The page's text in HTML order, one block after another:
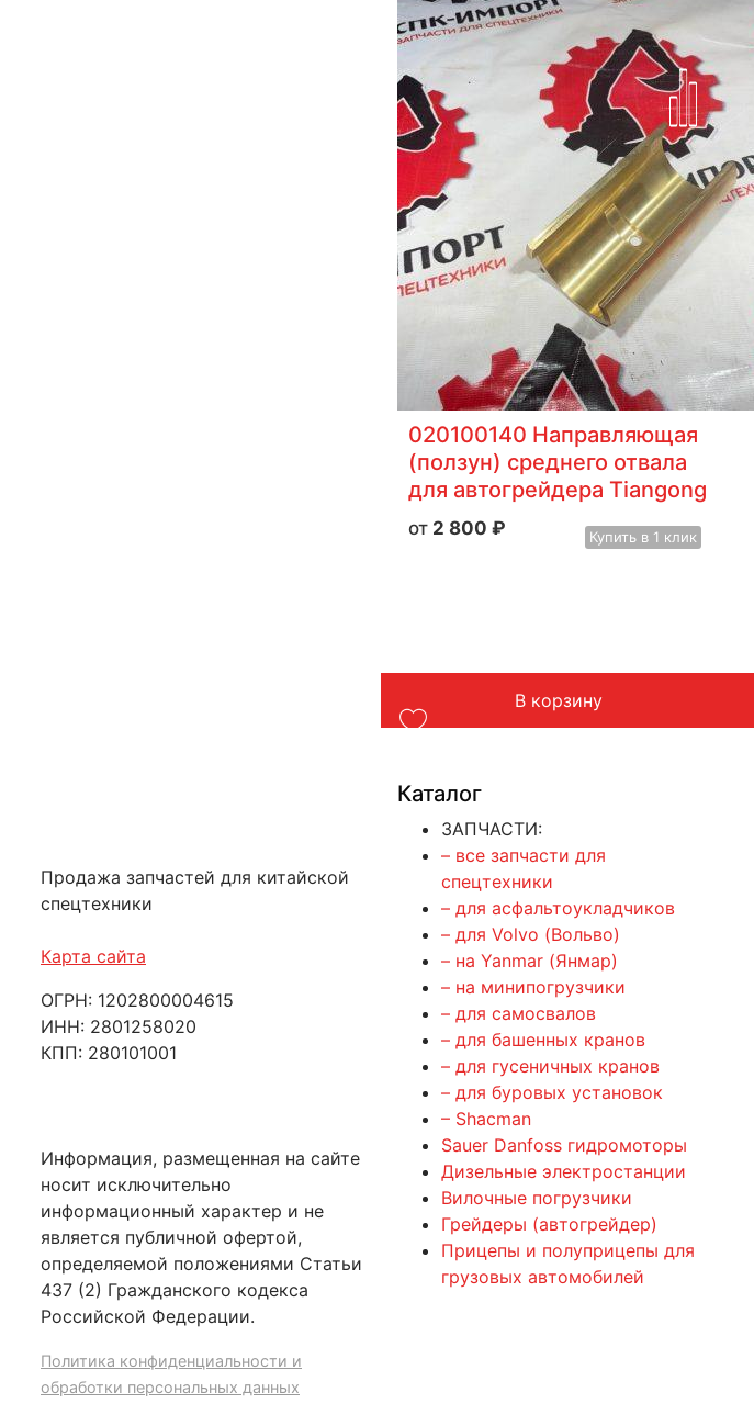
020100140 Направляющая
(ползун) среднего отвала
для автогрейдера Tiangong
2 800 ₽ Купить в 1 клик
В корзину
Продажа запчастей для китайской
спецтехники
Карта сайта
ОГРН: 1202800004615
ИНН: 2801258020
КПП: 280101001
Информация, размещенная на сайте
носит исключительно
информационный характер и не
является публичной офертой,
определяемой положениями Статьи
437 (2) Гражданского кодекса
Российской Федерации.
Политика конфиденциальности и
обработки персональных данных
Каталог
ЗАПЧАСТИ:
– все запчасти для
спецтехники
– для асфальтоукладчиков
– для Volvo (Вольво)
– на Yanmar (Янмар)
– на минипогрузчики
– для самосвалов
– для башенных кранов
– для гусеничных кранов
– для буровых установок
– Shacman
Sauer Danfoss гидромоторы
Дизельные электростанции
Вилочные погрузчики
Грейдеры (автогрейдер)
Прицепы и полуприцепы для
грузовых автомобилей